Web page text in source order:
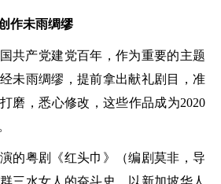
未雨绸缪
产党建党百年，作为重要的主题
未雨绸缪，提前拿出献礼剧目，准
磨，悉心修改，这些作品成为2020
粤剧《红头巾》（编剧莫非，导
三水女人的奋斗史，以新加坡华人